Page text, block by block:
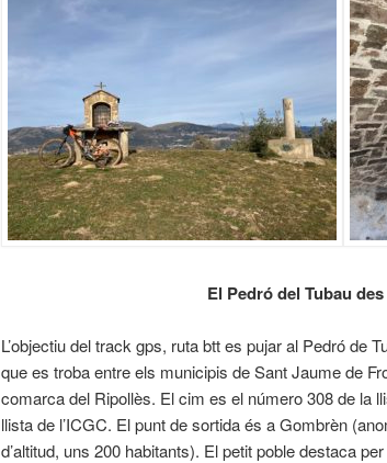
El Pedró del Tubau
L’objectiu del track gps, ruta btt es pujar al Pedró de
que es troba entre els municipis de Sant Jaume de
comarca del Ripollès. El cim es el número 308 de la
llista de l’ICGC. El punt de sortida és a Gombrèn
d’altitud, uns 200 habitants). El petit poble destaca